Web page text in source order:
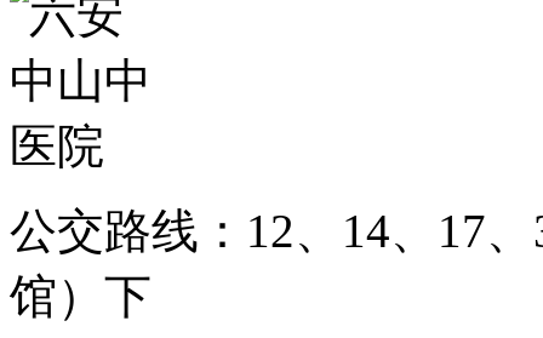
公交路线：12、14、17
馆）下